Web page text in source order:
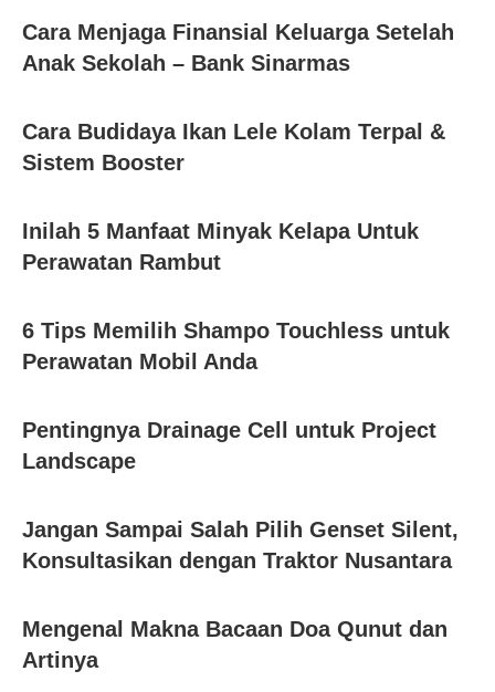
Cara Menjaga Finansial Keluarga Setelah
Anak Sekolah – Bank Sinarmas
Cara Budidaya Ikan Lele Kolam Terpal &
Sistem Booster
Inilah 5 Manfaat Minyak Kelapa Untuk
Perawatan Rambut
6 Tips Memilih Shampo Touchless untuk
Perawatan Mobil Anda
Pentingnya Drainage Cell untuk Project
Landscape
Jangan Sampai Salah Pilih Genset Silent,
Konsultasikan dengan Traktor Nusantara
Mengenal Makna Bacaan Doa Qunut dan
Artinya